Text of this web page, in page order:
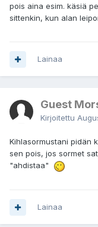
pois aina esim. käsiä
sittenkin, kun alan
Lainaa
Guest
Kirjoitettu
Kihlasormustani pidän
sen pois, jos sormet
"ahdistaa"
Lainaa